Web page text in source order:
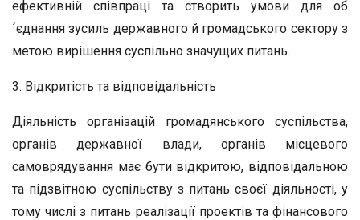
ефективній співпраці та створить умови для об
´єднання зусиль державного й громадського сектору з
метою вирішення суспільно значущих питань.
3. Відкритість та відповідальність
Діяльність організацій громадянського суспільства,
органів державної влади, органів місцевого
самоврядування має бути відкритою, відповідальною
та підзвітною суспільству з питань своєї діяльності, у
тому числі з питань реалізації проектів та фінансового